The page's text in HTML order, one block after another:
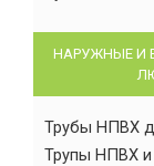
НАРУЖНЫЕ И
Трубы НПВХ
Трупы НПВХ и